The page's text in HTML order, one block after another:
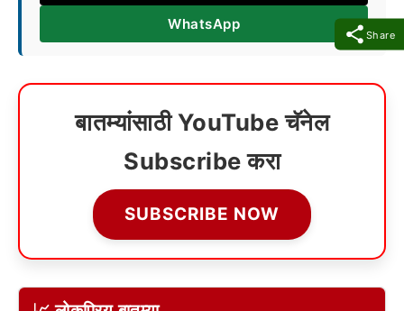
Share
WhatsApp
बातम्यांसाठी YouTube चॅनेल
Subscribe करा
SUBSCRIBE NOW